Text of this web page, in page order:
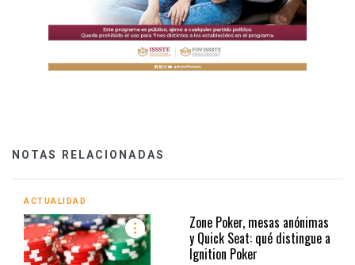
NOTAS RELACIONADAS
ACTUALIDAD
Zone Poker, mesas anónimas
y Quick Seat: qué distingue a
Ignition Poker